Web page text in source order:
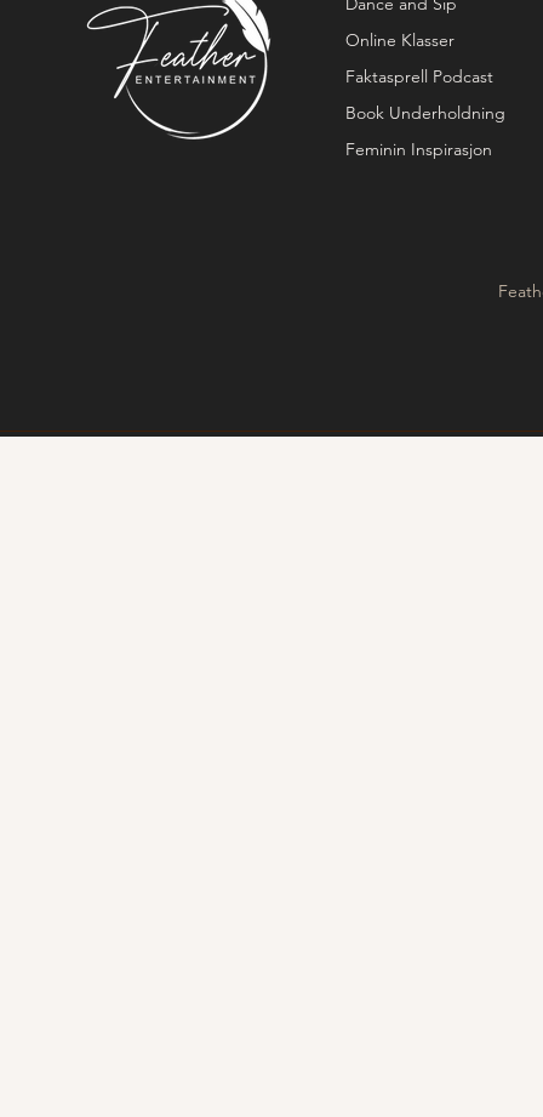
Online Klasser
Faktasprell Podcast
Book Underholdning
Feminin Inspirasjon